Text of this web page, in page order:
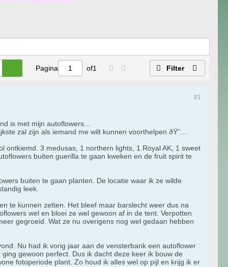
Pagina of1 Filter
#1
is met mijn autoflowers...
zal zijn als iemand me wilt kunnen voorthelpen ðŸ˜…
ontkiemd. 3 medusas, 1 northern lights, 1 Royal AK, 1 sweet
buiten guerilla te gaan kweken en de fruit spirit te
buiten te gaan planten. De locatie waar ik ze wilde
leek.
te kunnen zetten. Het bleef maar barslecht weer dus na
wel en bloei ze wel gewoon af in de tent. Verpotten
gegroeid. Wat ze nu overigens nog wel gedaan hebben
Nu had ik vorig jaar aan de vensterbank een autoflower
gewoon perfect. Dus ik dacht deze keer ik bouw de
fotoperiode plant. Zo houd ik alles wel op pijl en krijg ik er